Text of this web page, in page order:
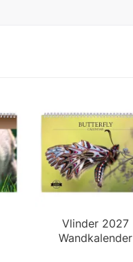
Vlinder 2027
Wandkalender